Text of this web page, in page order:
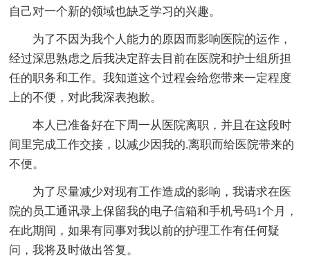
自己对一个新的领域也缺乏学习的兴趣。
为了不因为我个人能力的原因而影响医院的运作，
经过深思熟虑之后我决定辞去目前在医院和护士组所担
任的职务和工作。我知道这个过程会给您带来一定程度
上的不便，对此我深表抱歉。
本人已准备好在下周一从医院离职，并且在这段时
间里完成工作交接，以减少因我的.离职而给医院带来的
不便。
为了尽量减少对现有工作造成的影响，我请求在医
院的员工通讯录上保留我的电子信箱和手机号码1个月，
在此期间，如果有同事对我以前的护理工作有任何疑
问，我将及时做出答复。